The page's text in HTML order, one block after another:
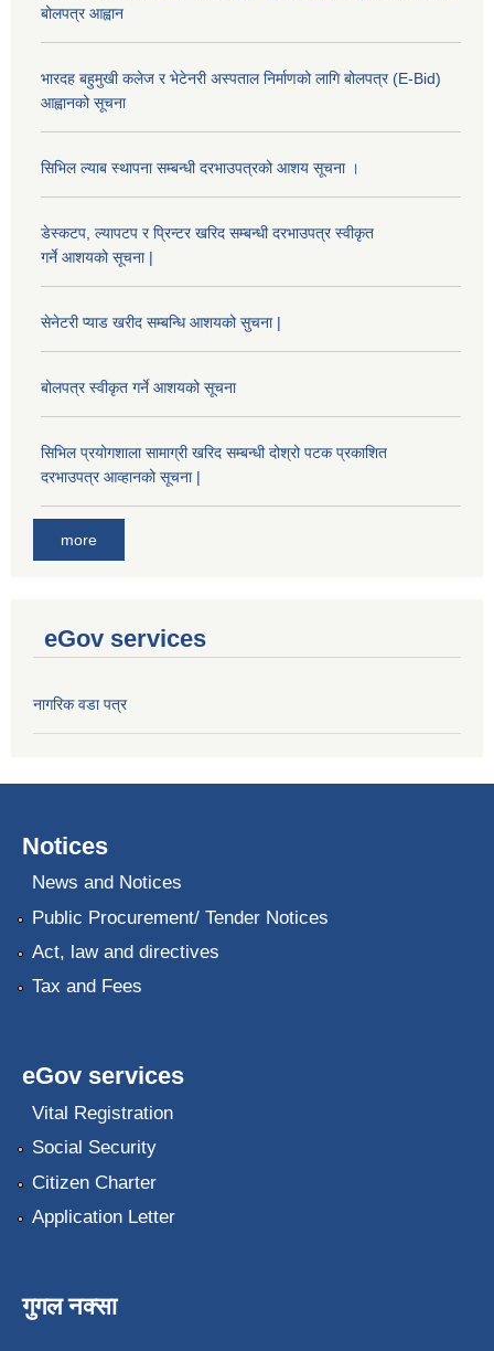
बोलपत्र आह्वान
भारदह बहुमुखी कलेज र भेटेनरी अस्पताल निर्माणको लागि बोलपत्र (E-Bid)
आह्वानको सूचना
सिभिल ल्याब स्थापना सम्बन्धी दरभाउपत्रको आशय सूचना ।
डेस्कटप, ल्यापटप र प्रिन्टर खरिद सम्बन्धी दरभाउपत्र स्वीकृत
गर्ने आशयको सूचना |
सेनेटरी प्याड खरीद सम्बन्धि आशयको सुचना |
बोलपत्र स्वीकृत गर्ने आशयको सूचना
सिभिल प्रयोगशाला सामाग्री खरिद सम्बन्धी दोश्रो पटक प्रकाशित
दरभाउपत्र आव्हानको सूचना |
more
eGov services
नागरिक वडा पत्र
Notices
News and Notices
Public Procurement/ Tender Notices
Act, law and directives
Tax and Fees
eGov services
Vital Registration
Social Security
Citizen Charter
Application Letter
गुगल नक्सा